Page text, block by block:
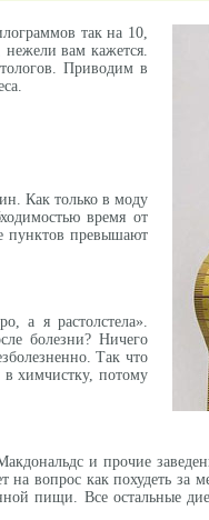
так на 10,
нежели вам кажется.
Приводим в
Как только в моду
время от
пунктов превышают
а я растолстела».
болезни? Ничего
Так что
химчистку, потому
и прочие
вопрос как похудеть за
пищи. Все остальные